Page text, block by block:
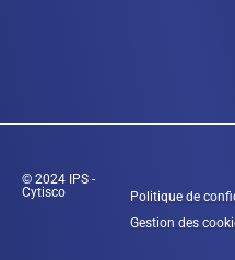
© 2024 IPS -
Cytisco
Politique de
Gestion des